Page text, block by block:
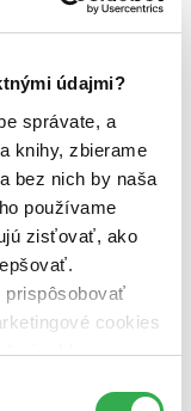
údajmi?
správate, a
knihy, zbierame
bez nich by naša
používame
zisťovať, ako
prispôsobovať
cookies
reklamy.
sklade
dostupná (bez
- výborný stav
čítaná - mierne
čítané verzie